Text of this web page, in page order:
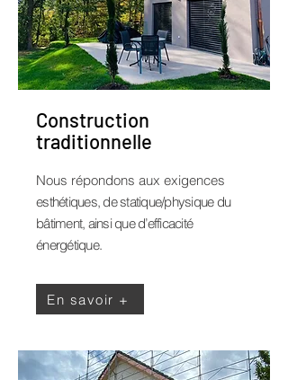
Construction
traditionnelle
Nous répondons aux exigences
esthétiques, de statique/physique du
bâtiment, ainsi que d’efficacité
énergétique.
En savoir +